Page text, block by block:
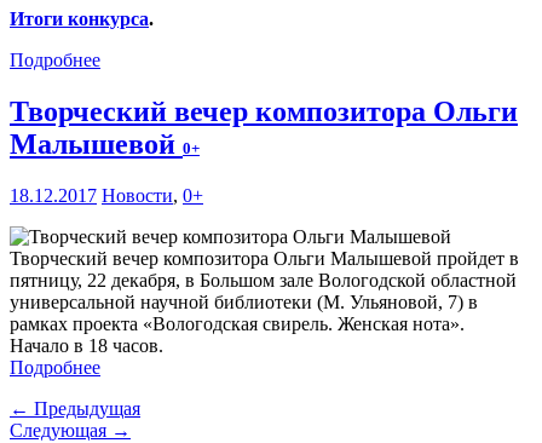
Итоги конкурса.
Подробнее
Творческий вечер композитора Ольги
Малышевой 0+
18.12.2017 Новости, 0+
Творческий вечер композитора Ольги Малышевой пройдет в
пятницу, 22 декабря, в Большом зале Вологодской областной
универсальной научной библиотеки (М. Ульяновой, 7) в
рамках проекта «Вологодская свирель. Женская нота».
Начало в 18 часов.
Подробнее
← Предыдущая
Следующая →